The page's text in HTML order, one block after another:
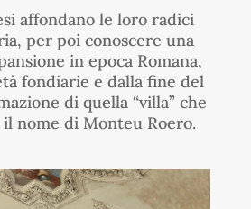
affondano le loro radici
per poi conoscere una
in epoca Romana,
fondiarie e dalla fine del
di quella “villa” che
nome di Monteu Roero.